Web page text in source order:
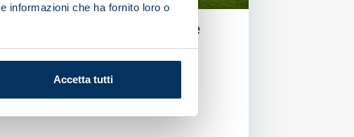
informazioni che ha fornito loro o
Accetta tutti
Kvara and Osimhen fire
Napoli to victory